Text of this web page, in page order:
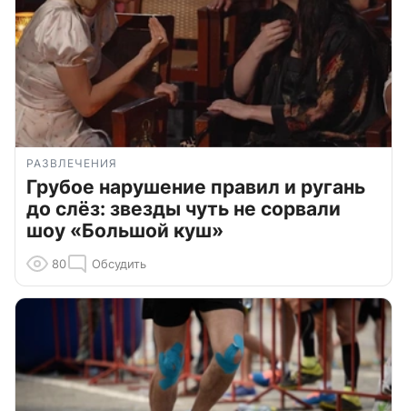
РАЗВЛЕЧЕНИЯ
Грубое нарушение правил и ругань
до слёз: звезды чуть не сорвали
шоу «Большой куш»
80 Обсудить